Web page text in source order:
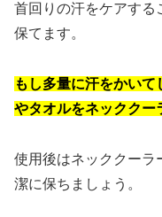
首回りの汗をケアする
保てます。
もし多量に汗をかい
やタオルをネッククー
使用後はネッククーラ
潔に保ちましょう。